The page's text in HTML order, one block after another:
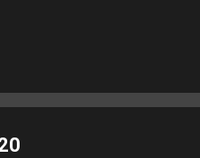
A 9. D 10. C 11. B 12. D 13. A
Judul buku, nama pembuat buku